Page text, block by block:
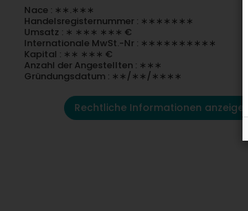
Nace : ∗∗.∗∗∗
Handelsregisternummer : ∗∗∗∗∗∗∗
Umsatz : ∗ ∗∗∗ ∗∗∗ €
Internationale MwSt.-Nr : ∗∗∗∗∗∗∗∗∗∗
Kapital : ∗∗ ∗∗∗ €
Anzahl der Angestellten : ∗∗∗
Gründungsdatum : ∗∗/∗∗/∗∗∗∗
Rechtliche Informationen anzeigen